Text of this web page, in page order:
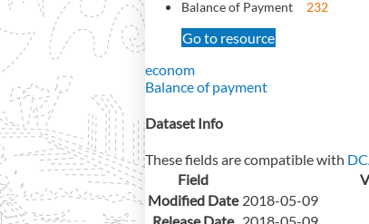
Balance of Payment 232
Go to resource
econom
Balance of payment
Dataset Info
These fields are compatible with
Field
Modified Date 2018-05-09